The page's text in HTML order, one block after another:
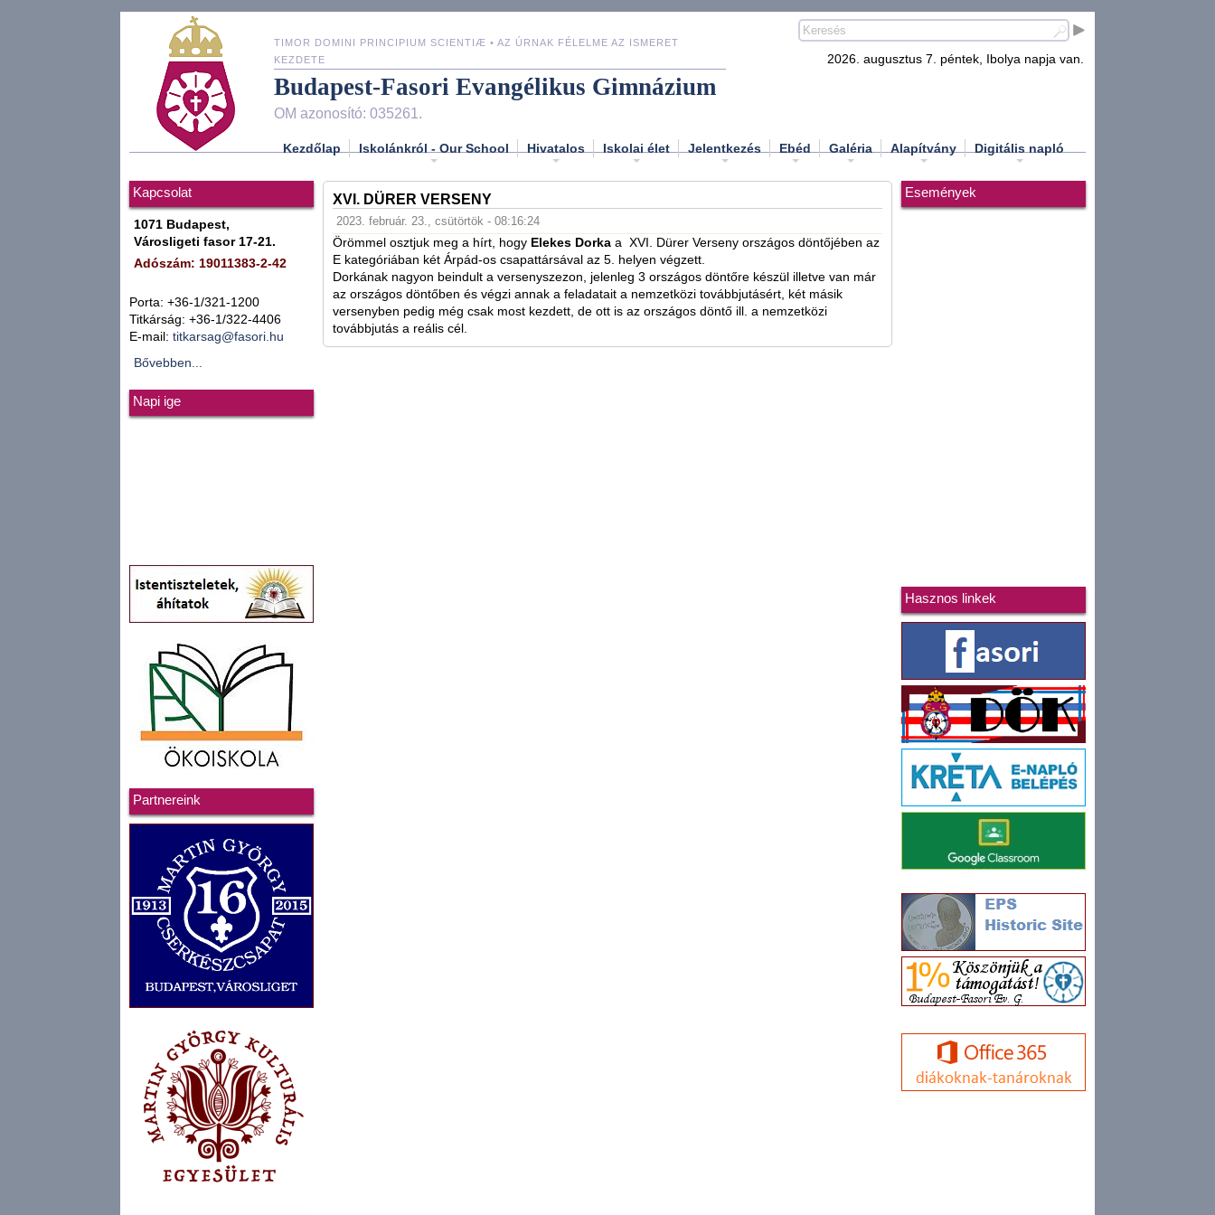
TIMOR DOMINI PRINCIPIUM SCIENTIÆ • AZ ÚRNAK FÉLELME AZ ISMERET
KEZDETE
Budapest-Fasori Evangélikus Gimnázium
OM azonosító: 035261.
2026. augusztus 7. péntek, Ibolya napja van.
Kezdőlap Iskolánkról - Our School Hivatalos Iskolai élet Jelentkezés Ebéd Galéria Alapítvány Digitális napló
Kapcsolat
1071 Budapest,
Városligeti fasor 17-21.
Adószám: 19011383-2-42
Porta: +36-1/321-1200
Titkárság: +36-1/322-4406
E-mail: titkarsag@fasori.hu
Bővebben...
Napi ige
Partnereink
XVI. DÜRER VERSENY
2023. február. 23., csütörtök - 08:16:24
Örömmel osztjuk meg a hírt, hogy Elekes Dorka a XVI. Dürer Verseny országos döntőjében az
E kategóriában két Árpád-os csapattársával az 5. helyen végzett.
Dorkának nagyon beindult a versenyszezon, jelenleg 3 országos döntőre készül illetve van már
az országos döntőben és végzi annak a feladatait a nemzetközi továbbjutásért, két másik
versenyben pedig még csak most kezdett, de ott is az országos döntő ill. a nemzetközi
továbbjutás a reális cél.
Események
Hasznos linkek